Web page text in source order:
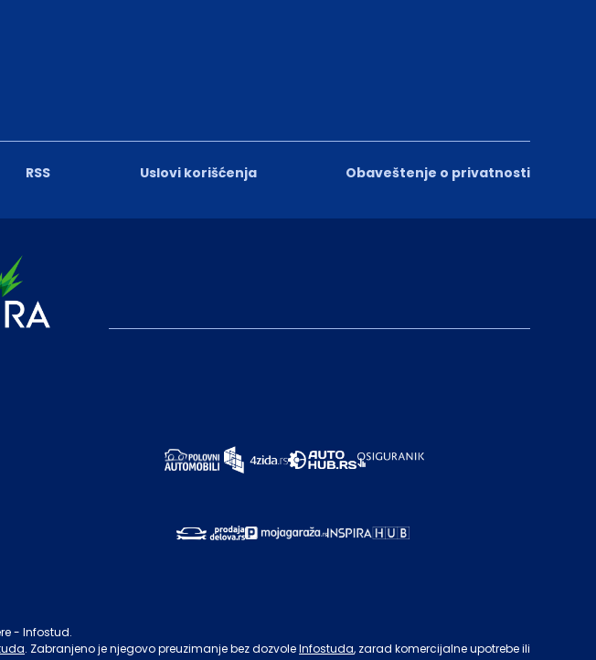
RSS Uslovi korišćenja Obaveštenje o privatnosti
- Infostud.
. Zabranjeno je njegovo preuzimanje bez dozvoleInfostuda, zarad komercijalne upotrebe ili